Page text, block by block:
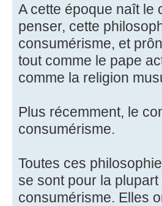
A cette époque naît le
penser, cette
consumérisme, et
tout comme le pape
comme la religion
Plus récemment, le
consumérisme.
Toutes ces
se sont pour la
consumérisme. Elles